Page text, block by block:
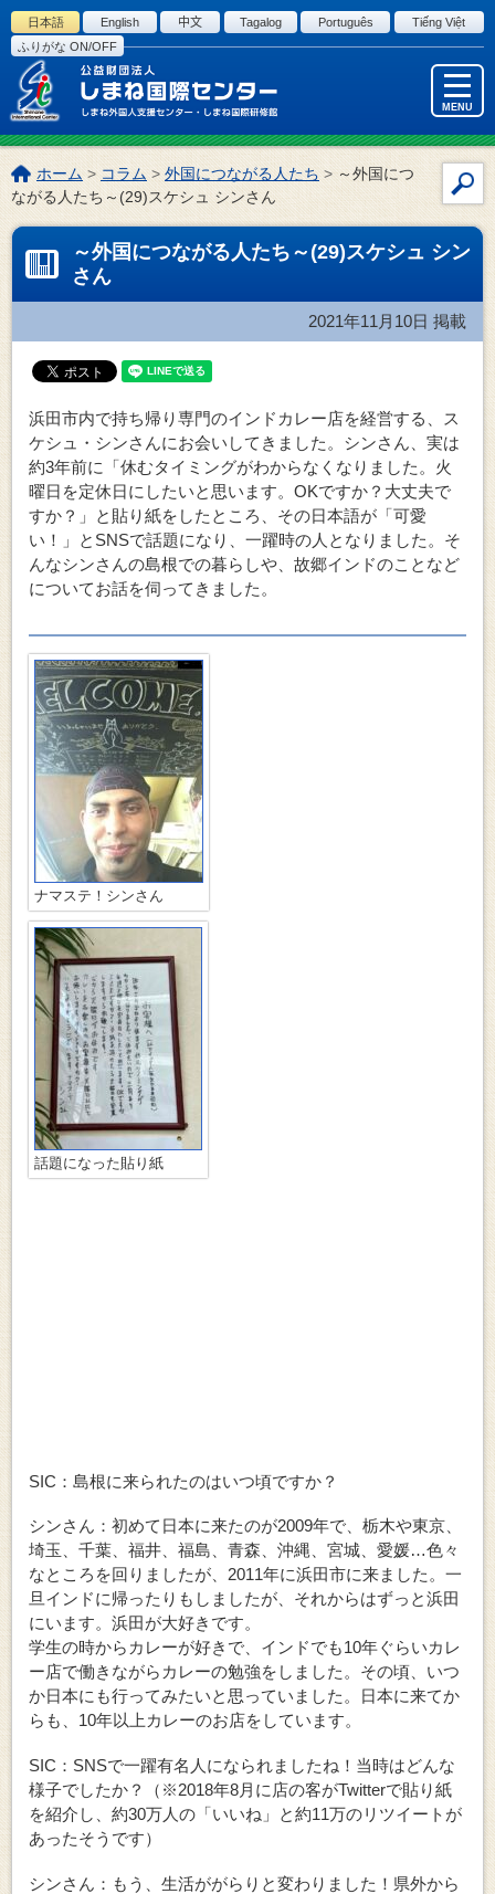
このページの本文へ
日本語 English 中文 Tagalog Português
Tiếng Việt
ふりがな ON/OFF
MENU
イ
ト
索
こ
の
ペ
ホーム > コラム> 外国につながる人たち>～外国につ
ながる人たち～(29)スケシュ シンさん
～外国につながる人たち～(29)スケシュ シン
さん
2021年11月10日 掲載
浜田市内で持ち帰り専門のインドカレー店を経営する、ス
ケシュ・シンさんにお会いしてきました。シンさん、実は
約3年前に「休むタイミングがわからなくなりました。火
曜日を定休日にしたいと思います。OKですか？大丈夫で
すか？」と貼り紙をしたところ、その日本語が「可愛
い！」とSNSで話題になり、一躍時の人となりました。そ
んなシンさんの島根での暮らしや、故郷インドのことなど
についてお話を伺ってきました。
ナマステ！シンさん
話題になった貼り紙
SIC：島根に来られたのはいつ頃ですか？
シンさん：初めて日本に来たのが2009年で、栃木や東京、
埼玉、千葉、福井、福島、青森、沖縄、宮城、愛媛…色々
なところを回りましたが、2011年に浜田市に来ました。一
旦インドに帰ったりもしましたが、それからはずっと浜田
にいます。浜田が大好きです。
学生の時からカレーが好きで、インドでも10年ぐらいカレ
ー店で働きながらカレーの勉強をしました。その頃、いつ
か日本にも行ってみたいと思っていました。日本に来てか
らも、10年以上カレーのお店をしています。
SIC：SNSで一躍有名人になられましたね！当時はどんな
様子でしたか？（※2018年8月に店の客がTwitterで貼り紙
を紹介し、約30万人の「いいね」と約11万のリツイートが
あったそうです）
シンさん：もう、生活ががらりと変わりました！県外から